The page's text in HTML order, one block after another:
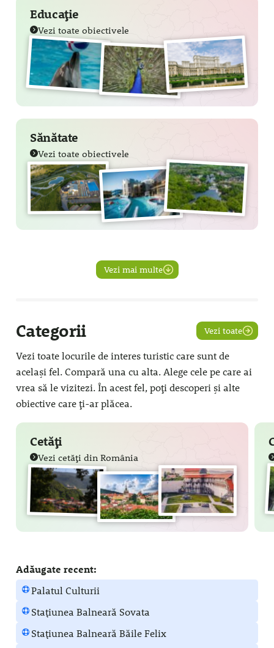
Educație
Vezi toate obiectivele
Sănătate
Vezi toate obiectivele
Vezi mai multe
Categorii Vezi toate
Vezi toate locurile de interes turistic care sunt de
același fel. Compară una cu alta. Alege cele pe care ai
vrea să le vizitezi. În acest fel, poți descoperi și alte
obiective care ți-ar plăcea.
Cetăți
Vezi cetăți din România
Adăugate recent:
Palatul Culturii
Stațiunea Balneară Sovata
Stațiunea Balneară Băile Felix